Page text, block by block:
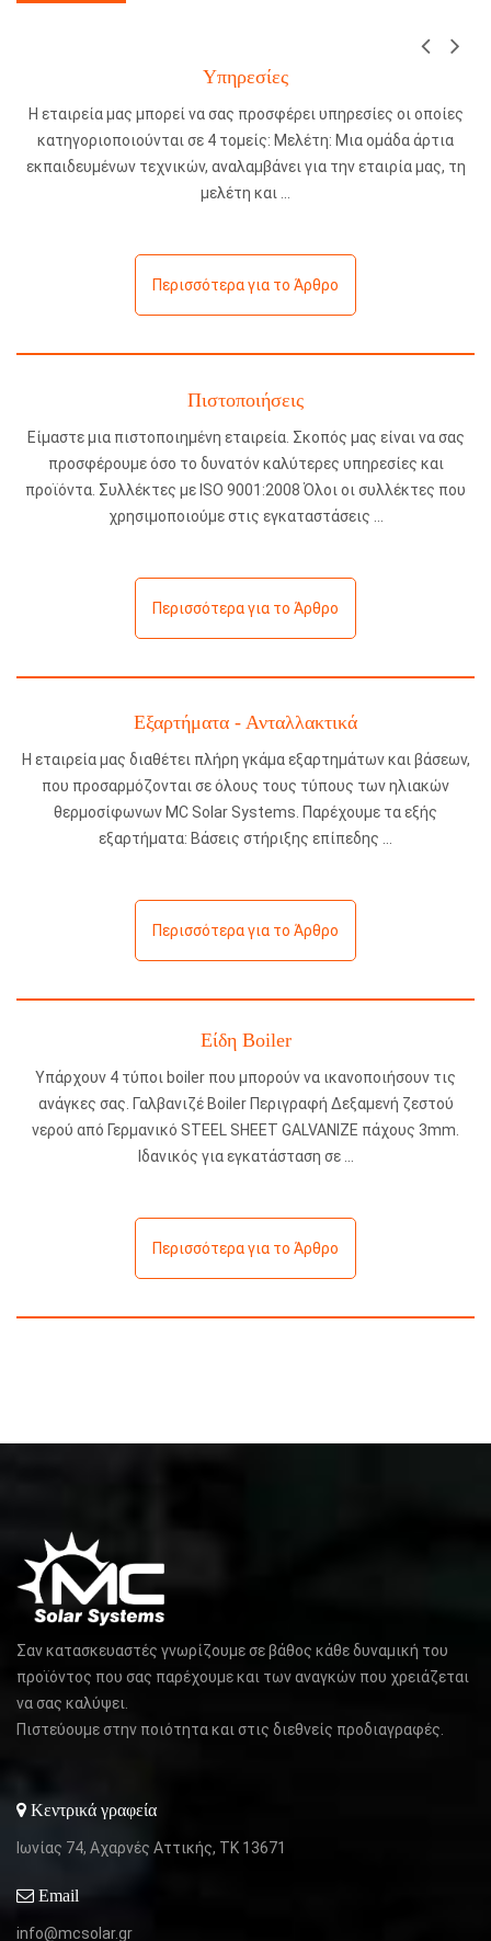
Υπηρεσίες
Η εταιρεία μας μπορεί να σας προσφέρει υπηρεσίες οι οποίες
κατηγοριοποιούνται σε 4 τομείς: Μελέτη: Μια ομάδα άρτια
εκπαιδευμένων τεχνικών, αναλαμβάνει για την εταιρία μας, τη
μελέτη και
Περισσότερα για το Άρθρο
Πιστοποιήσεις
Είμαστε μια πιστοποιημένη εταιρεία. Σκοπός μας είναι να σας
προσφέρουμε όσο το δυνατόν καλύτερες υπηρεσίες και
προϊόντα. Συλλέκτες με ISO 9001:2008 Όλοι οι συλλέκτες που
χρησιμοποιούμε στις εγκαταστάσεις
Περισσότερα για το Άρθρο
Εξαρτήματα - Ανταλλακτικά
Η εταιρεία μας διαθέτει πλήρη γκάμα εξαρτημάτων και βάσεων,
που προσαρμόζονται σε όλους τους τύπους των ηλιακών
θερμοσίφωνων MC Solar Systems. Παρέχουμε τα εξής
εξαρτήματα: Βάσεις στήριξης επίπεδης
Περισσότερα για το Άρθρο
Είδη Boiler
Υπάρχουν 4 τύποι boiler που μπορούν να ικανοποιήσουν τις
ανάγκες σας. Γαλβανιζέ Boiler Περιγραφή Δεξαμενή ζεστού
νερού από Γερμανικό STEEL SHEET GALVANIZE πάχους 3mm.
Ιδανικός για εγκατάσταση σε
Περισσότερα για το Άρθρο
Σαν κατασκευαστές γνωρίζουμε σε βάθος κάθε δυναμική του
προϊόντος που σας παρέχουμε και των αναγκών που χρειάζεται
να σας καλύψει.
Πιστεύουμε στην ποιότητα και στις διεθνείς προδιαγραφές.
Κεντρικά γραφεία
Ιωνίας 74, Αχαρνές Αττικής, ΤΚ 13671
Email
info@mcsolar.gr